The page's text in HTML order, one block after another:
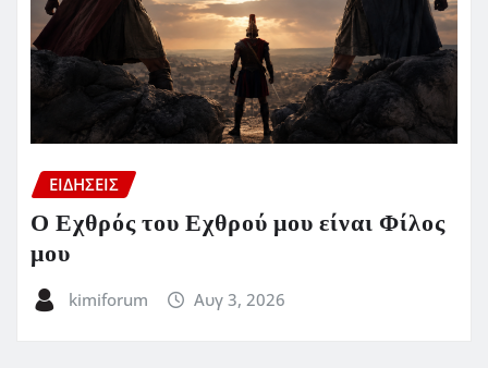
ΕΙΔΗΣΕΙΣ
Ο Εχθρός του Εχθρού μου είναι Φίλος
μου
kimiforum Αυγ 3, 2026